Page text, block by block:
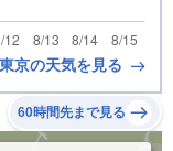
東京の天気を見る
60時間先まで見る